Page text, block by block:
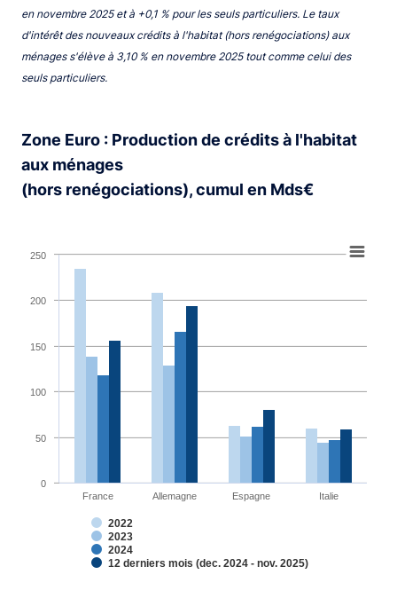
en novembre 2025 et à +0,1 % pour les seuls particuliers. Le taux
d'intérêt des nouveaux crédits à l'habitat (hors renégociations) aux
ménages s'élève à 3,10 % en novembre 2025 tout comme celui des
seuls particuliers.
Zone Euro : Production de crédits à l'habitat
aux ménages
(hors renégociations), cumul en Mds€
Bar chart with 4 data series.
View as data table, Chart
The chart has 1 Y axis displaying values. Range: 0 to
2022
2023
2024
12 derniers mois (dec. 2024 - nov. 2025)
France Allemagne Espagne Italie
0
50
100
150
200
250